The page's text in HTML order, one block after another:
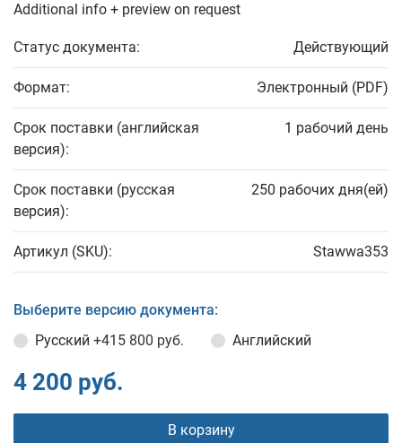
Additional info + preview on request
Статус документа: Действующий
Формат: Электронный (PDF)
Срок поставки (английская
версия):
1 рабочий день
Срок поставки (русская
версия):
250 рабочих дня(ей)
Артикул (SKU): Stawwa353
Выберите версию документа:
Русский +415 800 руб. Английский
4 200 руб.
В корзину